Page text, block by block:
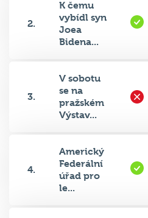
2.
K čemu
vybídl syn
Joea
Bidena...
3.
V sobotu
se na
pražském
Výstav...
4.
Americký
Federální
úřad pro
le...